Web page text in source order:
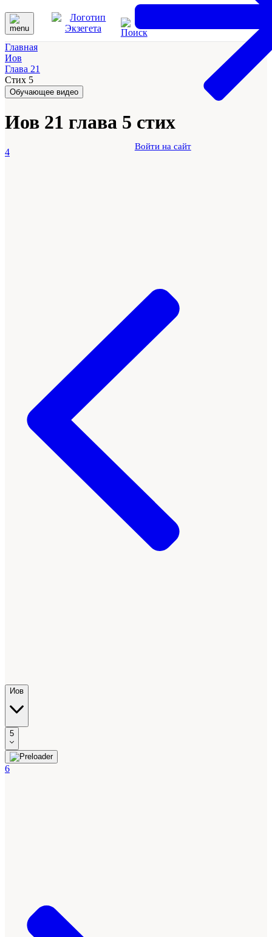
Войти на сайт
Главная
Иов
Глава 21
Стих 5
Обучающее видео
Иов 21 глава 5 стих
4
Иов
5
6